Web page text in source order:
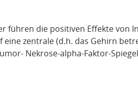
führen die positiven Effekte von
eine zentrale (d.h. das Gehirn
Nekrose-alpha-Faktor-